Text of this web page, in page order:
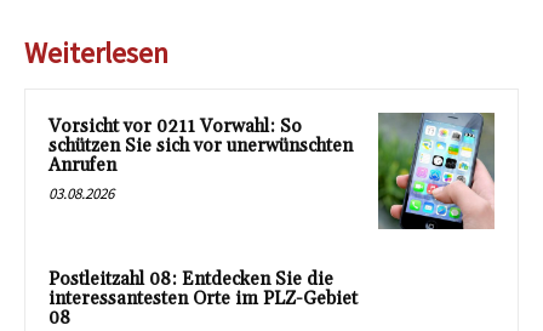
Weiterlesen
Vorsicht vor 0211 Vorwahl: So
schützen Sie sich vor unerwünschten
Anrufen
03.08.2026
Postleitzahl 08: Entdecken Sie die
interessantesten Orte im PLZ-Gebiet
08